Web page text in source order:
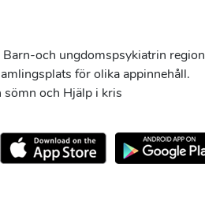
Barn-och ungdomspsykiatrin region
för olika appinnehåll.
sömn och Hjälp i kris